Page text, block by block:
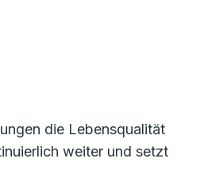
die Lebensqualität
weiter und setzt